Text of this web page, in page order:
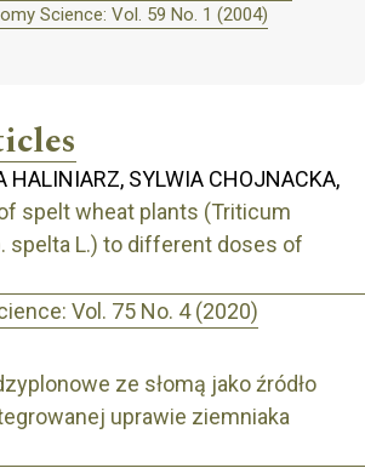
Science: Vol. 59 No. 1 (2004)
HALINIARZ, SYLWIA CHOJNACKA,
spelt wheat plants (Triticum
spelta L.) to different doses of
Vol. 75 No. 4 (2020)
ze słomą jako źródło
uprawie ziemniaka